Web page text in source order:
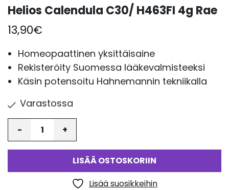
Helios Calendula C30/ H463FI 4g Rae
13,90€
Homeopaattinen yksittäisaine
Rekisteröity Suomessa lääkevalmisteeksi
Käsin potensoitu Hahnemannin tekniikalla
Varastossa
LISÄÄ OSTOSKORIIN
Lisää suosikkeihin